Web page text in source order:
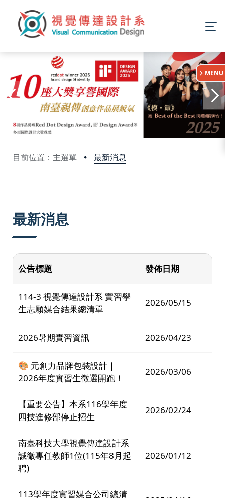
目前位置：主選單 最新消息
MENU
最新消息
公告標題 發佈日期
114-3 視覺傳達設計系 實習學
生志願媒合結果總清單
2026/05/15
2026暑期實習資訊 2026/04/23
🎨 元創力品牌包裝設計｜
2026年度實習生徵選開跑！
2026/03/06
【重要公告】本系116學年度
四技進修部停止招生
2026/02/24
南臺科技大學視覺傳達設計系
誠徵專任教師1位(115年8月起
聘)
2026/01/12
113學年度實習媒合公司總清